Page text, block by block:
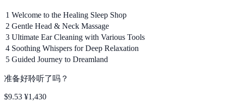
1 Welcome to the Healing Sleep Shop
2 Gentle Head & Neck Massage
3 Ultimate Ear Cleaning with Various Tools
4 Soothing Whispers for Deep Relaxation
5 Guided Journey to Dreamland
准备好聆听了吗？
$9.53 ¥1,430